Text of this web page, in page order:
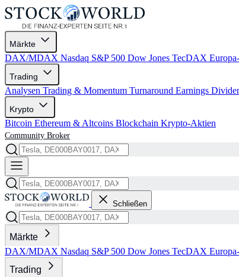
Märkte
DAX/MDAX Nasdaq S&P 500 Dow Jones TecDAX
Trading
Analysen Trading & Momentum Turnaround Earnings
Krypto
Bitcoin Ethereum & Altcoins Blockchain Krypto-Aktien
Community Broker
Schließen
Märkte
DAX/MDAX Nasdaq S&P 500 Dow Jones TecDAX
Trading